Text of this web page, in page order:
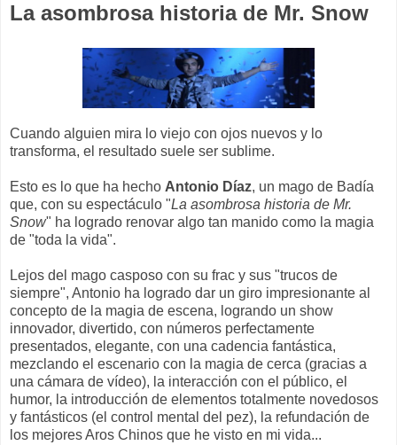
La asombrosa historia de Mr. Snow
Cuando alguien mira lo viejo con ojos nuevos y lo
transforma, el resultado suele ser sublime.
Esto es lo que ha hecho Antonio Díaz, un mago de Badía
que, con su espectáculo "La asombrosa historia de Mr.
Snow" ha logrado renovar algo tan manido como la magia
de "toda la vida".
Lejos del mago casposo con su frac y sus "trucos de
siempre", Antonio ha logrado dar un giro impresionante al
concepto de la magia de escena, logrando un show
innovador, divertido, con números perfectamente
presentados, elegante, con una cadencia fantástica,
mezclando el escenario con la magia de cerca (gracias a
una cámara de vídeo), la interacción con el público, el
humor, la introducción de elementos totalmente novedosos
y fantásticos (el control mental del pez), la refundación de
los mejores Aros Chinos que he visto en mi vida...